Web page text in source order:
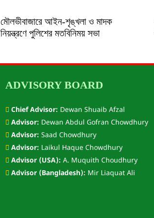
মৌলভীবাজারে আইন-শৃঙ্খলা ও মাদক
নিয়ন্ত্রণে পুলিশের মতবিনিময় সভা
ADVISORY BOARD
Chief Advisor: Dewan Shuaib Afzal
Advisor: Dewan Abdul Gofran Chowdhury
Advisor: Saad Chowdhury
Advisor: Laikul Haque Chowdhury
Advisor (USA): A. Muquith Choudhury
Advisor (Bangladesh): Mir Liaquat Ali